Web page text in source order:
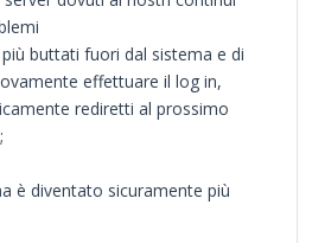
buttati fuori dal sistema e di
effettuare il log in,
rediretti al prossimo
è diventato sicuramente più